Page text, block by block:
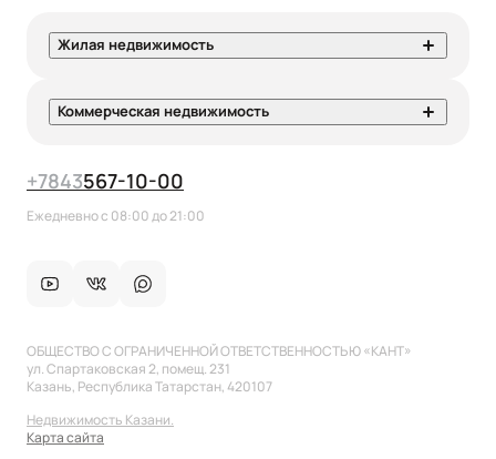
Жилая недвижимость
Коммерческая недвижимость
+7843567-10-00
Ежедневно с 08:00 до 21:00
ОБЩЕСТВО С ОГРАНИЧЕННОЙ ОТВЕТСТВЕННОСТЬЮ «КАНТ»
ул. Спартаковская 2, помещ. 231
Казань, Республика Татарстан, 420107
Недвижимость Казани.
Карта сайта